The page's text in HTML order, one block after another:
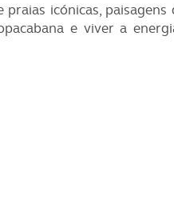
icónicas,
e viver a